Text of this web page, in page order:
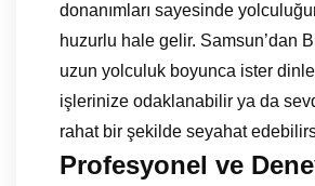
donanımları sayesinde
huzurlu hale gelir. Samsun’dan
uzun yolculuk boyunca ister
işlerinize odaklanabilir ya da
rahat bir şekilde seyahat
Profesyonel ve